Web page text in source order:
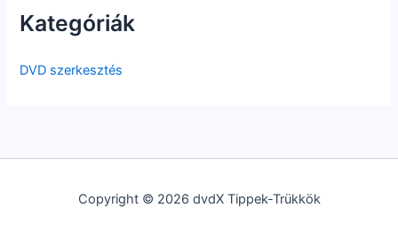
Kategóriák
DVD szerkesztés
Copyright © 2026 dvdX Tippek-Trükkök